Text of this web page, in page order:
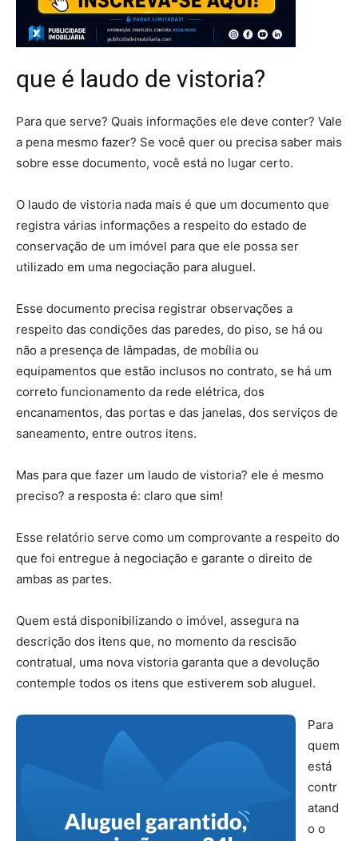
que é laudo de vistoria?
Para que serve? Quais informações ele deve conter? Vale
a pena mesmo fazer? Se você quer ou precisa saber mais
sobre esse documento, você está no lugar certo.
O laudo de vistoria nada mais é que um documento que
registra várias informações a respeito do estado de
conservação de um imóvel para que ele possa ser
utilizado em uma negociação para aluguel.
Esse documento precisa registrar observações a
respeito das condições das paredes, do piso, se há ou
não a presença de lâmpadas, de mobília ou
equipamentos que estão inclusos no contrato, se há um
correto funcionamento da rede elétrica, dos
encanamentos, das portas e das janelas, dos serviços de
saneamento, entre outros itens.
Mas para que fazer um laudo de vistoria? ele é mesmo
preciso? a resposta é: claro que sim!
Esse relatório serve como um comprovante a respeito do
que foi entregue à negociação e garante o direito de
ambas as partes.
Quem está disponibilizando o imóvel, assegura na
descrição dos itens que, no momento da rescisão
contratual, uma nova vistoria garanta que a devolução
contemple todos os itens que estiverem sob aluguel.
Para
quem
está
contr
atand
o o